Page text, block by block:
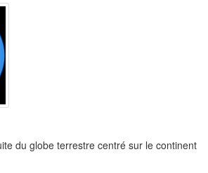
du globe terrestre centré sur le continent